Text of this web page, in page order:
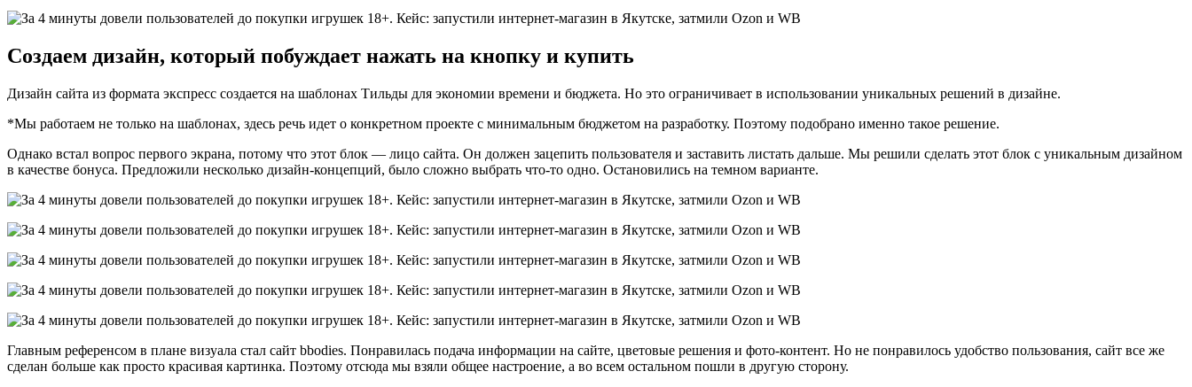
Создаем дизайн, который побуждает нажать на кнопку и купить
Дизайн сайта из формата экспресс создается на шаблонах Тильды для экономии времени и бюджета. Но это ограничивает в использовании уникальных решений в дизайне.
*Мы работаем не только на шаблонах, здесь речь идет о конкретном проекте с минимальным бюджетом на разработку. Поэтому подобрано именно такое решение.
Однако встал вопрос первого экрана, потому что этот блок — лицо сайта. Он должен зацепить пользователя и заставить листать дальше. Мы решили сделать этот блок с уникальным дизайном
в качестве бонуса. Предложили несколько дизайн-концепций, было сложно выбрать что-то одно. Остановились на темном варианте.
Главным референсом в плане визуала стал сайт bbodies. Понравилась подача информации на сайте, цветовые решения и фото-контент. Но не понравилось удобство пользования, сайт все же
сделан больше как просто красивая картинка. Поэтому отсюда мы взяли общее настроение, а во всем остальном пошли в другую сторону.